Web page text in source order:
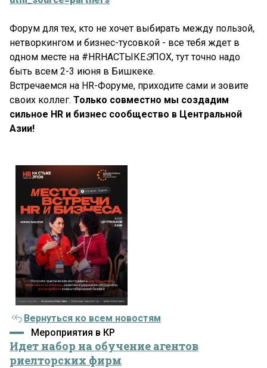
Форум для тех, кто не хочет выбирать между пользой,
нетворкингом и бизнес-тусовкой - все тебя ждет в
одном месте на #HRНАСТЫКЕЭПОХ, тут точно надо
быть всем 2-3 июня в Бишкеке.
Встречаемся на HR-Форуме, приходите сами и зовите
своих коллег. Только совместно мы создадим
сильное HR и бизнес сообщество в Центральной
Азии!
Вернуться ко всем новостям
Мероприятия в КР
Идет набор на обучение агентов
риелторских фирм